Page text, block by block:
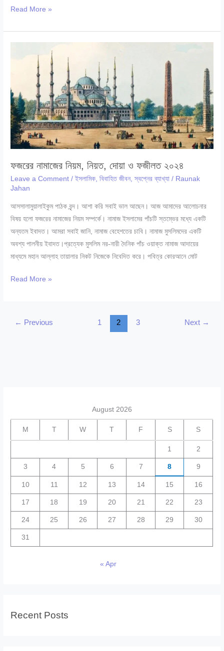
যোহরের
নিয়ম,
২০২৪
Read More »
ফজরের নামাজের নিয়ম, নিয়ত, দোয়া ও ফজীলত ২০২৪
Leave a Comment /ইসলামিক,বিবাহিত জীবন,স্বপ্নের ব্যাখ্যা / Raunak
Jahan
আসসালামুয়ালাইকুম পাঠক বৃন্দ। আশা করি সবাই ভাল আছেন। আজ আমাদের আলোচনার
বিষয় হলো ফজরের নামাজের নিয়ম সম্পর্কে। নামাজ ইসলামের পাঁচটি স্তম্ভের মধ্যে একটি
অন্যতম ইবাদত। আমরা সবাই জানি, নামাজ বেহেশতের চাবি। নামাজ মুসলিমদের একটি
অবশ্য পালনীয় ইবাদত।প্রত্যেক মুসলিম নর-নারী দৈনিক পাঁচ ওয়াক্ত নামাজ আদায়ের
মাধ্যমে মহান আল্লাহ তায়ালার নিকট নিজেকে নিবেদিত করে। পবিত্র কোরআনে মোট
ফজরের
Read More »
← Previous 1 2 3 Next →
August 2026
M T W T F S S
1 2
3 4 5 6 7 8 9
10 11 12 13 14 15 16
17 18 19 20 21 22 23
24 25 26 27 28 29 30
31
« Apr
Recent Posts